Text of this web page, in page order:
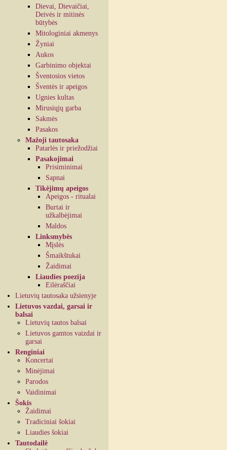
Dievai, Dievaičiai,
Deivės ir mitinės
būtybės
Mitologiniai akmenys
Žyniai
Aukos
Garbinimo objektai
Šventosios vietos
Šventės ir apeigos
Ugnies kultas
Mirusiųjų garba
Sakmės
Pasakos
Mažoji tautosaka
Patarlės ir priežodžiai
Pasakojimai
Prisiminimai
Sapnai
Tikėjimų apeigos
Apeigos - ritualai
Burtai ir
užkalbėjimai
Maldos
Linksmybės
Mįslės
Šmaikštukai
Žaidimai
Liaudies poezija
Eilėraščiai
Lietuvių tautosaka užsienyje
Lietuvos vazdai, garsai ir
balsai
Lietuvių tautos balsai
Lietuvos gamtos vaizdai ir
garsai
Renginiai
Koncertai
Minėjimai
Parodos
Vaidinimai
Šokis
Žaidimai
Tradiciniai šokiai
Liaudies šokiai
Tautodailė